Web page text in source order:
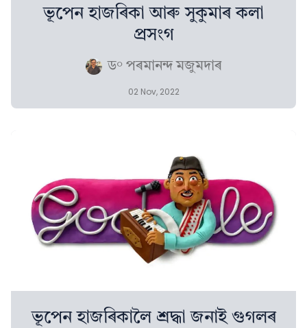
ভূপেন হাজৰিকা আৰু সুকুমাৰ কলা
প্ৰসংগ
ড° পৰমানন্দ মজুমদাৰ
02 Nov, 2022
ভূপেন হাজৰিকালৈ শ্ৰদ্ধা জনাই গুগলৰ